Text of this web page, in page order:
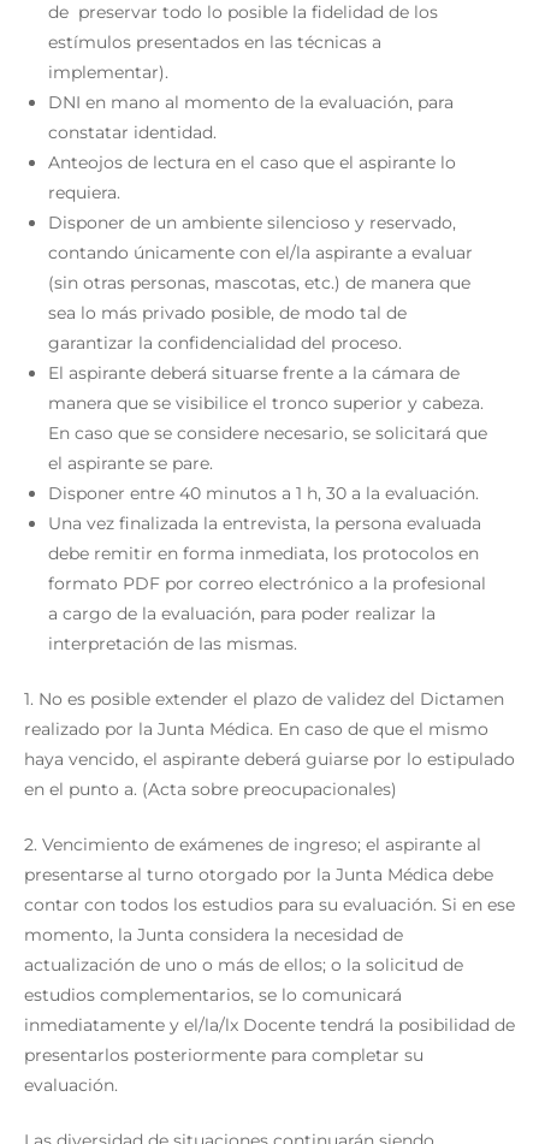
de preservar todo lo posible la fidelidad de los
estímulos presentados en las técnicas a
implementar).
DNI en mano al momento de la evaluación, para
constatar identidad.
Anteojos de lectura en el caso que el aspirante lo
requiera.
Disponer de un ambiente silencioso y reservado,
contando únicamente con el/la aspirante a evaluar
(sin otras personas, mascotas, etc.) de manera que
sea lo más privado posible, de modo tal de
garantizar la confidencialidad del proceso.
El aspirante deberá situarse frente a la cámara de
manera que se visibilice el tronco superior y cabeza.
En caso que se considere necesario, se solicitará que
el aspirante se pare.
Disponer entre 40 minutos a 1 h, 30 a la evaluación.
Una vez finalizada la entrevista, la persona evaluada
debe remitir en forma inmediata, los protocolos en
formato PDF por correo electrónico a la profesional
a cargo de la evaluación, para poder realizar la
interpretación de las mismas.
1. No es posible extender el plazo de validez del Dictamen
realizado por la Junta Médica. En caso de que el mismo
haya vencido, el aspirante deberá guiarse por lo estipulado
en el punto a. (Acta sobre preocupacionales)
2. Vencimiento de exámenes de ingreso; el aspirante al
presentarse al turno otorgado por la Junta Médica debe
contar con todos los estudios para su evaluación. Si en ese
momento, la Junta considera la necesidad de
actualización de uno o más de ellos; o la solicitud de
estudios complementarios, se lo comunicará
inmediatamente y el/la/lx Docente tendrá la posibilidad de
presentarlos posteriormente para completar su
evaluación.